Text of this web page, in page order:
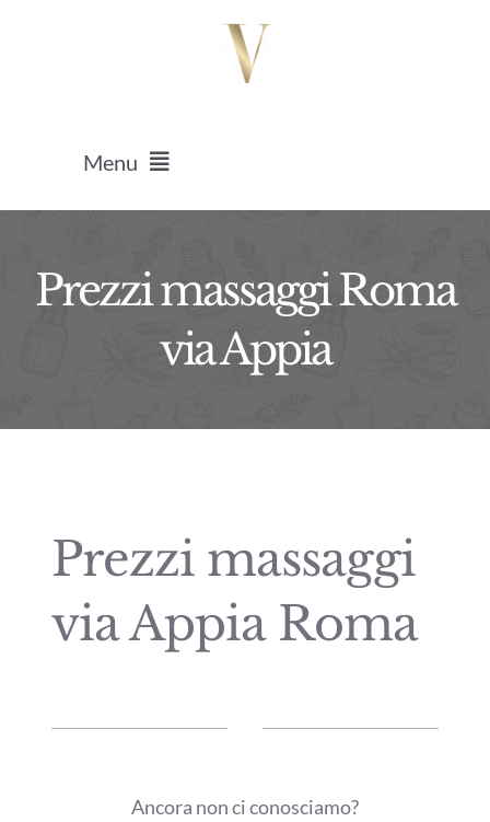
Menu
Massaggi
Epilazione Laser
Pedicure
Estetica Roma
Prezzi massaggi Roma
via Appia
Prezzi massaggi
via Appia Roma
Ancora non ci conosciamo?